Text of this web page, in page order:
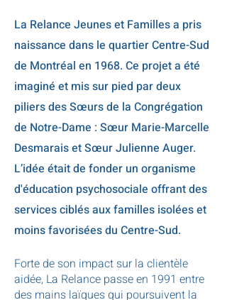
La Relance Jeunes et Familles a pris
naissance dans le quartier Centre-Sud
de Montréal en 1968. Ce projet a été
imaginé et mis sur pied par deux
piliers des Sœurs de la Congrégation
de Notre-Dame : Sœur Marie-Marcelle
Desmarais et Sœur Julienne Auger.
L’idée était de fonder un organisme
d'éducation psychosociale offrant des
services ciblés aux familles isolées et
moins favorisées du Centre-Sud.
Forte de son impact sur la clientèle
aidée, La Relance passe en 1991 entre
des mains laïques qui poursuivent la